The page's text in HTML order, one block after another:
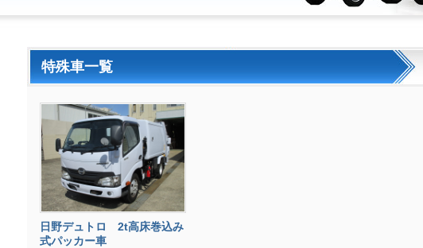
特殊車一覧
日野デュトロ 2t高床巻込み
式パッカー車